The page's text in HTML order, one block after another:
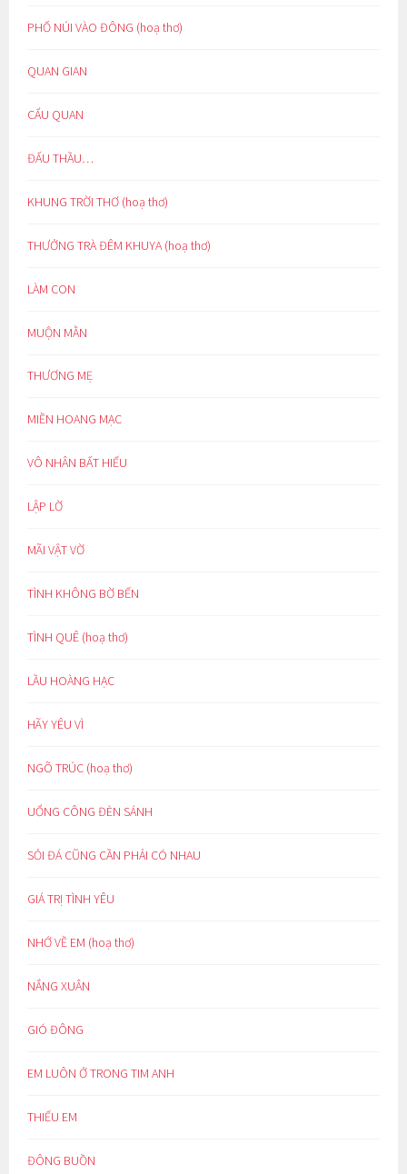
PHỐ NÚI VÀO ĐÔNG (hoạ thơ)
QUAN GIAN
CẨU QUAN
ĐẤU THẦU…
KHUNG TRỜI THƠ (hoạ thơ)
THƯỞNG TRÀ ĐÊM KHUYA (hoạ thơ)
LÀM CON
MUỘN MẰN
THƯƠNG MẸ
MIỀN HOANG MẠC
VÔ NHÂN BẤT HIẾU
LẬP LỜ
MÃI VẬT VỜ
TÌNH KHÔNG BỜ BẾN
TÌNH QUÊ (hoạ thơ)
LẦU HOÀNG HẠC
HÃY YÊU VÌ
NGÕ TRÚC (hoạ thơ)
UỔNG CÔNG ĐÈN SÁNH
SỎI ĐÁ CŨNG CẦN PHẢI CÓ NHAU
GIÁ TRỊ TÌNH YÊU
NHỚ VỀ EM (hoạ thơ)
NẮNG XUÂN
GIÓ ĐÔNG
EM LUÔN Ở TRONG TIM ANH
THIẾU EM
ĐÔNG BUỒN